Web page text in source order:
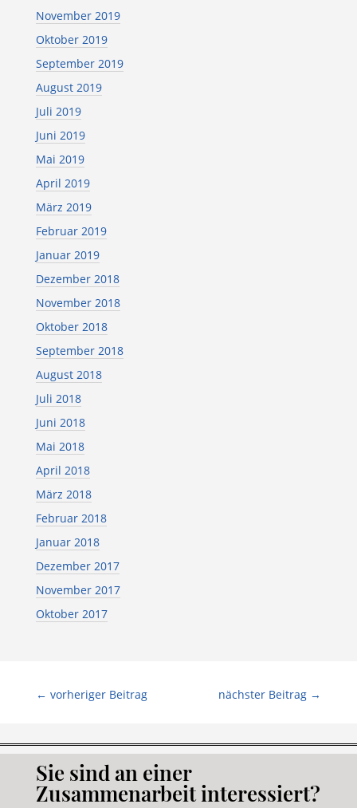
November 2019
Oktober 2019
September 2019
August 2019
Juli 2019
Juni 2019
Mai 2019
April 2019
März 2019
Februar 2019
Januar 2019
Dezember 2018
November 2018
Oktober 2018
September 2018
August 2018
Juli 2018
Juni 2018
Mai 2018
April 2018
März 2018
Februar 2018
Januar 2018
Dezember 2017
November 2017
Oktober 2017
← vorheriger Beitrag nächster Beitrag →
Sie sind an einer
Zusammenarbeit interessiert?